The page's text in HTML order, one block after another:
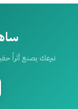
تبرعك يصنع أثراً